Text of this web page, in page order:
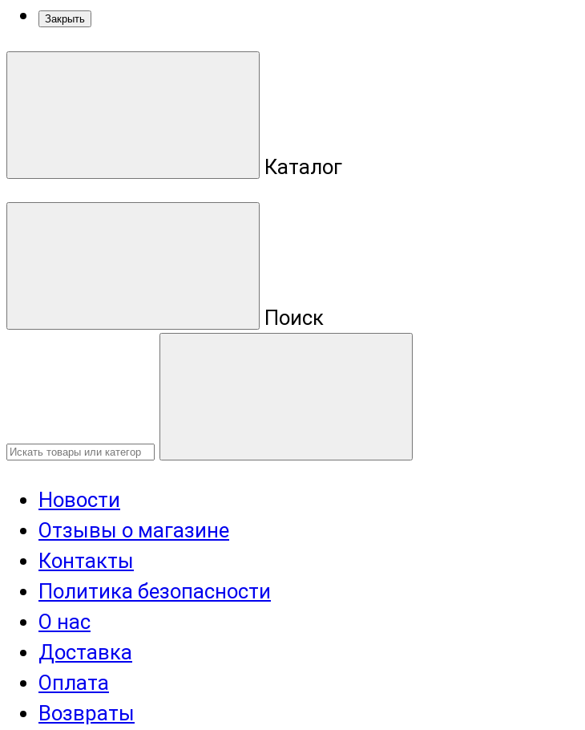
Закрыть
Каталог
Поиск
Новости
Отзывы о магазине
Контакты
Политика безопасности
О нас
Доставка
Оплата
Возвраты